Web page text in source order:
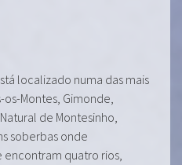
localizado numa das mais
os-Montes, Gimonde,
de Montesinho,
soberbas onde
encontram quatro rios,